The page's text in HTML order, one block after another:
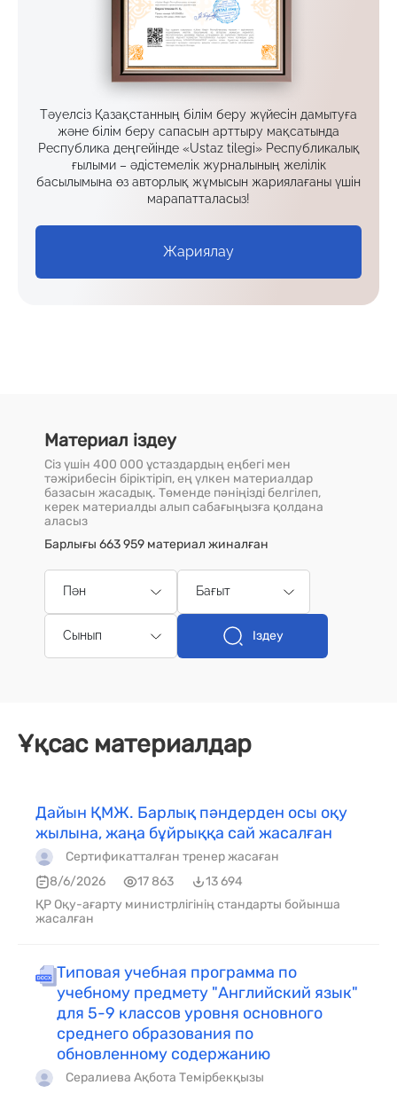
Тәуелсіз Қазақстанның білім беру жүйесін дамытуға
және білім беру сапасын арттыру мақсатында
Республика деңгейінде «Ustaz tilegi» Республикалық
ғылыми – әдістемелік журналының желілік
басылымына өз авторлық жұмысын жариялағаны үшін
марапатталасыз!
Жариялау
Материал іздеу
Сіз үшін 400 000 ұстаздардың еңбегі мен
тәжірибесін біріктіріп, ең үлкен материалдар
базасын жасадық. Төменде пәніңізді белгілеп,
керек материалды алып сабағыңызға қолдана
аласыз
Барлығы 663 959 материал жиналған
Пән Бағыт
Сынып Іздеу
Ұқсас материалдар
Дайын ҚМЖ. Барлық пәндерден осы оқу
жылына, жаңа бұйрыққа сай жасалған
Сертификатталған тренер жасаған
8/6/2026
17 863
13 694
ҚР Оқу-ағарту министрлігінің стандарты бойынша
жасалған
Типовая учебная программа по
учебному предмету "Английский язык"
для 5-9 классов уровня основного
среднего образования по
обновленному содержанию
Сералиева Ақбота Темірбекқызы